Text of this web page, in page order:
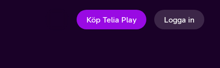
Köp Telia Play Logga in